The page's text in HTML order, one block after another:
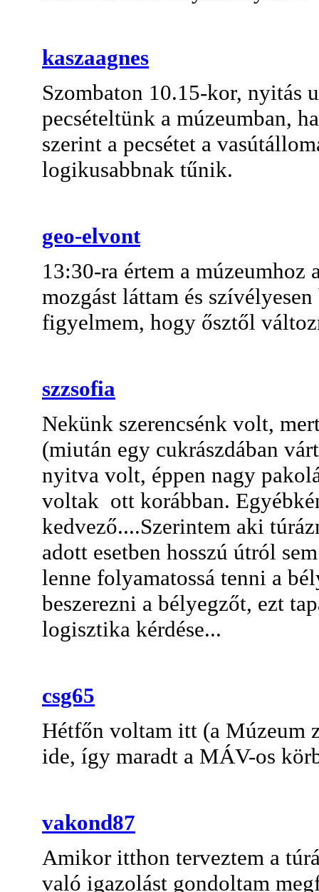
kaszaagnes
Szombaton 10.15-kor, nyitás
pecsételtünk a múzeumban,
szerint a pecsétet a
logikusabbnak tűnik.
geo-elvont
13:30-ra értem a
mozgást láttam és
figyelmem, hogy ősztől
szzsofia
Nekünk szerencsénk volt,
(miután egy cukrászdában
nyitva volt, éppen nagy
voltak ott korábban.
kedvező....Szerintem aki
adott esetben hosszú útról
lenne folyamatossá tenni a
beszerezni a bélyegzőt, ezt
logisztika kérdése...
csg65
Hétfőn voltam itt (a Múzeum
ide, így maradt a MÁV-os
vakond87
Amikor itthon terveztem a
való igazolást gondoltam